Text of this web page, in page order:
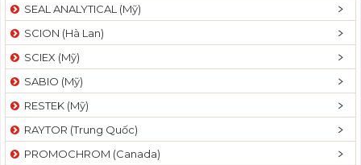
SEAL ANALYTICAL (Mỹ)
SCION (Hà Lan)
SCIEX (Mỹ)
SABIO (Mỹ)
RESTEK (Mỹ)
RAYTOR (Trung Quốc)
PROMOCHROM (Canada)